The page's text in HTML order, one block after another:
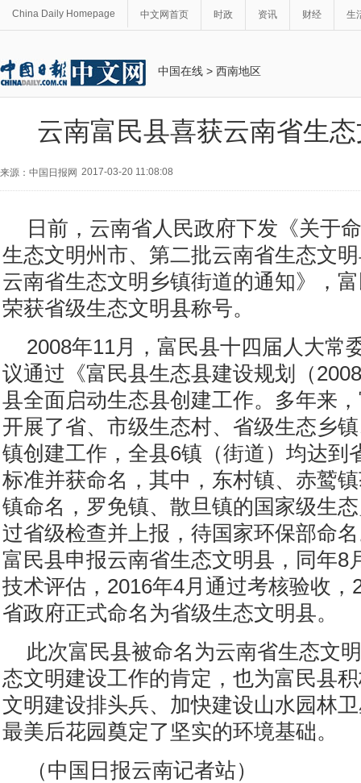
China Daily Homepage 中文网首页 时政 资讯 财经 生
中国在线 > 西南地区
云南富民县喜获云南省生
来源：中国日报网 2017-03-20 11:08:08
日前，云南省人民政府下发《关于
生态文明州市、第二批云南省生态文
云南省生态文明乡镇街道的通知》，
荣获省级生态文明县称号。
2008年11月，富民县十四届人大常
议通过《富民县生态县建设规划（
县全面启动生态县创建工作。多年来
开展了省、市级生态村、省级生态乡
镇创建工作，全县6镇（街道）均达到
标准并获命名，其中，东村镇、赤鹫
镇命名，罗免镇、散旦镇的国家级生
过省级检查并上报，待国家环保部命
富民县申报云南省生态文明县，同年8
技术评估，2016年4月通过考核验收，
省政府正式命名为省级生态文明县。
此次富民县被命名为云南省生态文
态文明建设工作的肯定，也为富民县
文明建设排头兵、加快建设山水园林
最美后花园奠定了坚实的环境基础。
（中国日报云南记者站）